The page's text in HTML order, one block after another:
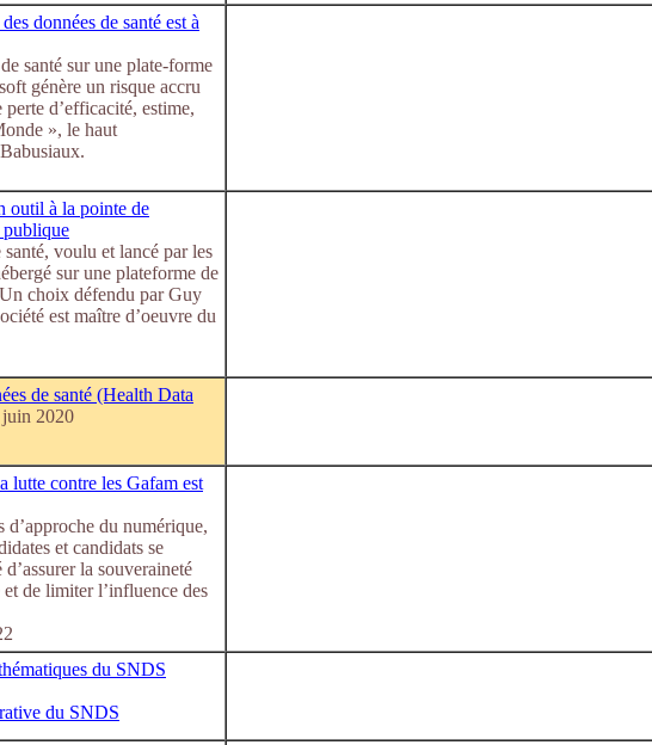
données de santé est à
santé sur une plate-forme
génère un risque accru
d’efficacité, estime,
», le haut
outil à la pointe de
publique
voulu et lancé par les
sur une plateforme de
choix défendu par Guy
est maître d’oeuvre du
de santé (Health Data
2020
lutte contre les Gafam est
du numérique,
et candidats se
la souveraineté
de limiter l’influence des
du SNDS
du SNDS